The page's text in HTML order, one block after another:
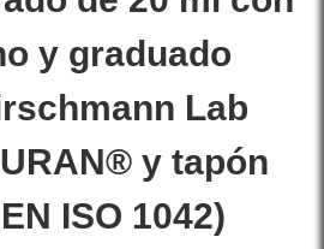
y graduado
Lab
y tapón
ISO 1042)